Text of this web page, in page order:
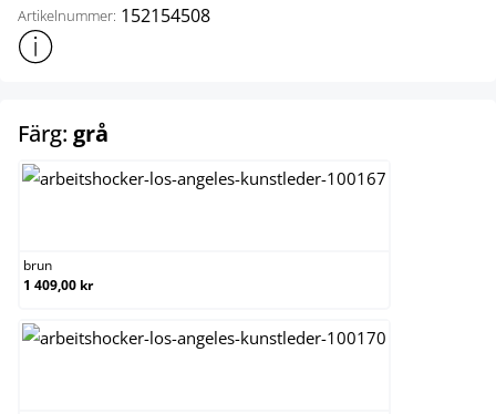
Artikelnummer: 152154508
Visa mer produktinformation
Färg: grå
brun
1 409,00 kr